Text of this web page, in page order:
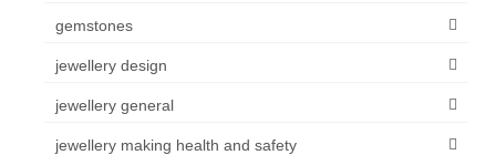
gemstones
jewellery design
jewellery general
jewellery making health and safety